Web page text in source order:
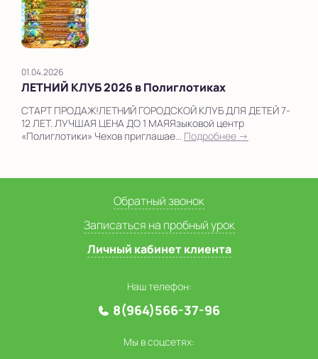
01.04.2026
ЛЕТНИЙ КЛУБ 2026 в Полиглотиках
СТАРТ ПРОДАЖ️!ЛЕТНИЙ ГОРОДСКОЙ КЛУБ ДЛЯ ДЕТЕЙ 7-
12 ЛЕТ. ЛУЧШАЯ ЦЕНА ДО 1 МАЯЯзыковой центр
«Полиглотики» Чехов приглашае... Подробнее →
Обратный звонок
Записаться на пробный урок
Личный кабинет клиента
Наш телефон:
8(964)566-37-96
Мы в соцсетях: